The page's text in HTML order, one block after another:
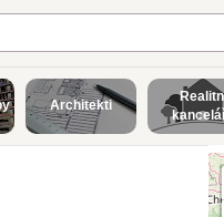
Architekti